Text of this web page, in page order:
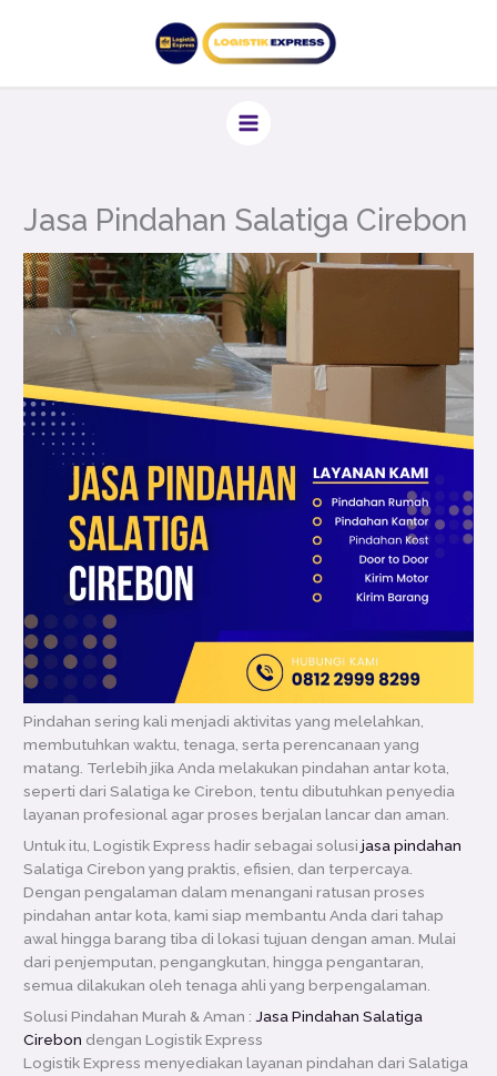
Jasa Pindahan Salatiga Cirebon
Pindahan sering kali menjadi aktivitas yang melelahkan,
membutuhkan waktu, tenaga, serta perencanaan yang
matang. Terlebih jika Anda melakukan pindahan antar kota,
seperti dari Salatiga ke Cirebon, tentu dibutuhkan penyedia
layanan profesional agar proses berjalan lancar dan aman.
Untuk itu, Logistik Express hadir sebagai solusijasa pindahan
Salatiga Cirebon yang praktis, efisien, dan terpercaya.
Dengan pengalaman dalam menangani ratusan proses
pindahan antar kota, kami siap membantu Anda dari tahap
awal hingga barang tiba di lokasi tujuan dengan aman. Mulai
dari penjemputan, pengangkutan, hingga pengantaran,
semua dilakukan oleh tenaga ahli yang berpengalaman.
Solusi Pindahan Murah & Aman : Jasa Pindahan Salatiga
Cirebon dengan Logistik Express
Logistik Express menyediakan layanan pindahan dari Salatiga